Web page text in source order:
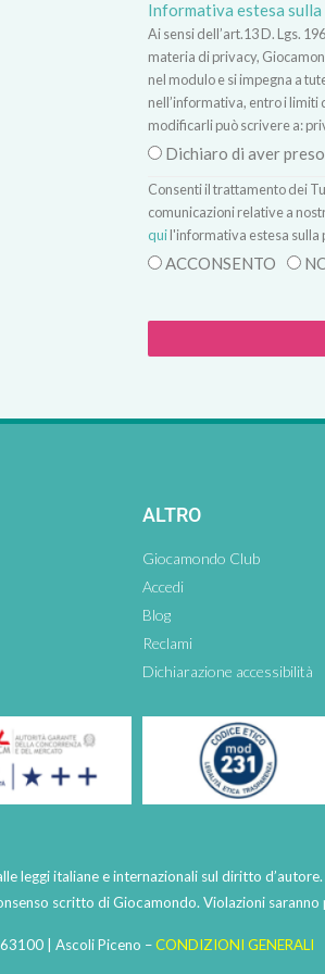
Informativa estesa
Ai sensi dell’art.13 D. Lgs.
materia di privacy,
nel modulo e si impegna a
nell’informativa, entro i limiti
modificarli può scrivere a:
Dichiaro di aver
Consenti il trattamento dei
comunicazioni relative a
quil'informativa estesa
ACCONSENTO
ALTRO
Giocamondo Club
Accedi
Blog
Reclami
Dichiarazione accessibilità
leggi italiane e internazionali sul diritto
scritto di Giocamondo. Violazioni saranno
| Ascoli Piceno –CONDIZIONI GENERALI